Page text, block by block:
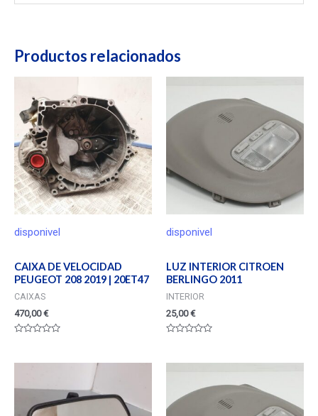
Productos relacionados
disponivel
CAIXA DE VELOCIDAD
PEUGEOT 208 2019 | 20ET47
CAIXAS
470,00€
disponivel
LUZ INTERIOR CITROEN
BERLINGO 2011
INTERIOR
25,00€